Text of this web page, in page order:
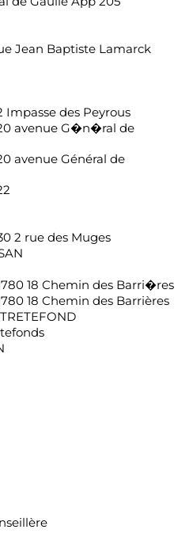
Jean Baptiste Lamarck
Impasse des Peyrous
avenue G�n�ral de
avenue Général de
2 rue des Muges
18 Chemin des Barri�res
18 Chemin des Barrières